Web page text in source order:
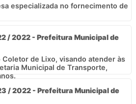
especializada no fornecimento de
/ 2022 - Prefeitura Municipal de
de Lixo, visando atender às
Municipal de Transporte,
/ 2022 - Prefeitura Municipal de